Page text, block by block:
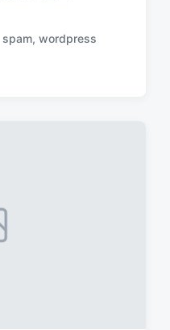
spam, wordpress